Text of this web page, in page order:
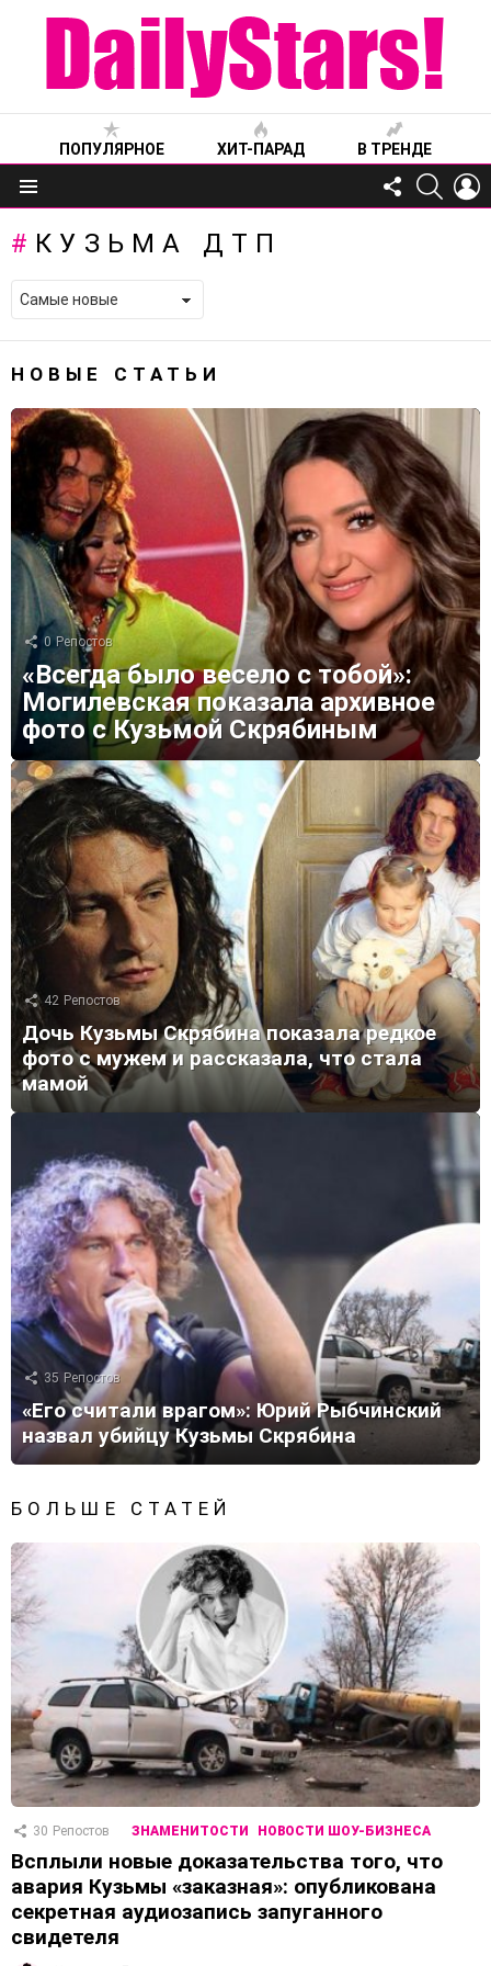
ПОПУЛЯРНОЕ ХИТ-ПАРАД В ТРЕНДЕ
Меню
FOLLOW
US
КУЗЬМА ДТП
НОВЫЕ СТАТЬИ
0 Репостов
«Всегда было весело с тобой»:
Могилевская показала архивное
фото с Кузьмой Скрябиным
42 Репостов
Дочь Кузьмы Скрябина показала редкое
фото с мужем и рассказала, что стала
мамой
35 Репостов
«Его считали врагом»: Юрий Рыбчинский
назвал убийцу Кузьмы Скрябина
БОЛЬШЕ СТАТЕЙ
30 Репостов ЗНАМЕНИТОСТИ НОВОСТИ ШОУ-БИЗНЕСА
Всплыли новые доказательства того, что
авария Кузьмы «заказная»: опубликована
секретная аудиозапись запуганного
свидетеля